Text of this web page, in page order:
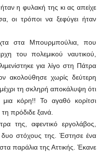
η φυλακή της κι ας απείχε
οι τρόποι να ξεφύγει ήταν
στα Μπουρμπούλια, που
του πολεμικού ναυτικού,
για λίγο στη Πάτρα
ακολούθησε χωρίς δεύτερη
τη σκληρή αποκάλυψη ότι
μια κόρη!! Το αγαθό κορίτσι
πρόδιδε ξανά.
της, αφεντικό εργολάβος,
δυο στόχους της. Έστησε ένα
παράλια της Αττικής. Έκανε